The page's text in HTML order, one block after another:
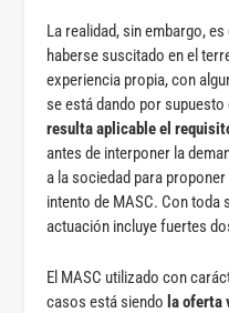
La realidad, sin embargo,
haberse suscitado en el
experiencia propia, con
se está dando por supuesto
resulta aplicable el
antes de interponer la
a la sociedad para
intento de MASC. Con toda
actuación incluye fuertes
El MASC utilizado con
casos está siendo la